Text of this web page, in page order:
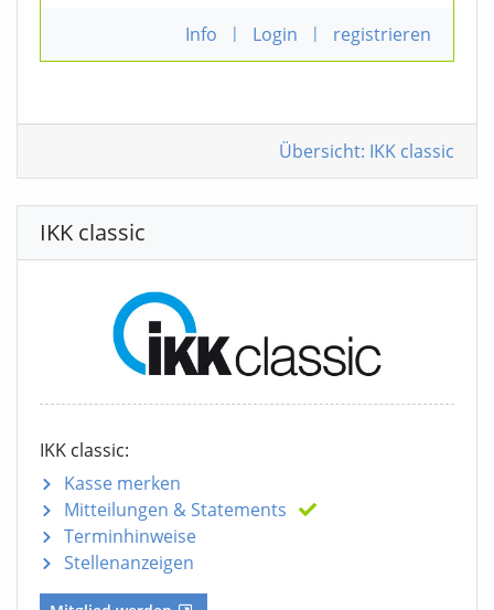
Info | Login | registrieren
Übersicht: IKK classic
IKK classic
IKK classic:
Kasse merken
Mitteilungen & Statements
Terminhinweise
Stellenanzeigen